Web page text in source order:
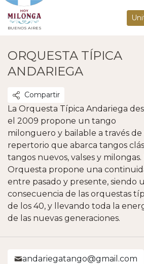
BUENOS AIRES
ORQUESTA TÍPICA
ANDARIEGA
Compartir
La Orquesta Típica Andariega
el 2009 propone un tango
milonguero y bailable a través
repertorio que abarca tangos
tangos nuevos, valses y milongas.
Orquesta propone una
entre pasado y presente, siendo
consecuencia de las orquestas
de los 40, y llevando toda la
de las nuevas generaciones.
andariegatango@gmail.com